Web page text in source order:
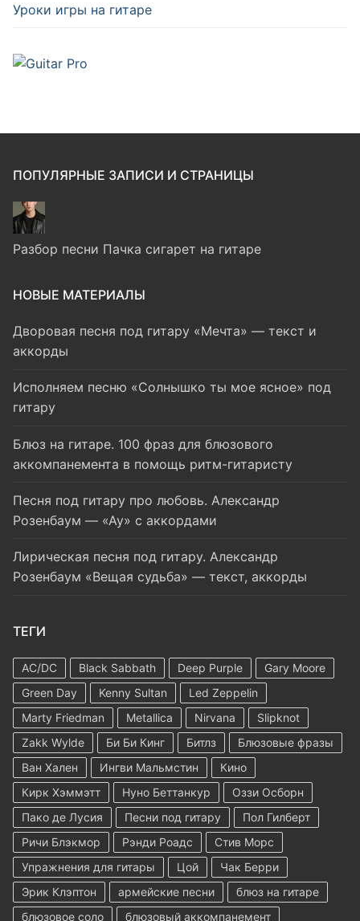
Уроки игры на гитаре
ПОПУЛЯРНЫЕ ЗАПИСИ И СТРАНИЦЫ
Разбор песни Пачка сигарет на гитаре
НОВЫЕ МАТЕРИАЛЫ
Дворовая песня под гитару «Мечта» — текст и
аккорды
Исполняем песню «Солнышко ты мое ясное» под
гитару
Блюз на гитаре. 100 фраз для блюзового
аккомпанемента в помощь ритм-гитаристу
Песня под гитару про любовь. Александр
Розенбаум — «Ау» с аккордами
Лирическая песня под гитару. Александр
Розенбаум «Вещая судьба» — текст, аккорды
ТЕГИ
AC/DC Black Sabbath Deep Purple
Gary Moore
Green Day
Kenny Sultan
Led Zeppelin
Marty Friedman
Metallica Nirvana
Slipknot
Zakk Wylde
Би Би Кинг Битлз
Блюзовые фразы
Ван Хален
Ингви Мальмстин
Кино
Кирк Хэммэтт
Нуно Беттанкур
Оззи Осборн
Пако де Лусия
Песни под гитару
Пол Гилберт
Ричи Блэкмор
Рэнди Роадс
Стив Морс
Упражнения для гитары
Цой
Чак Берри
Эрик Клэптон
армейские песни
блюз на гитаре
блюзовое соло
блюзовый аккомпанемент